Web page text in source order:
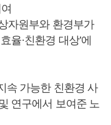
자원부와 환경부가
율·친환경 대상’에
속 가능한 친환경 사
연구에서 보여준 노